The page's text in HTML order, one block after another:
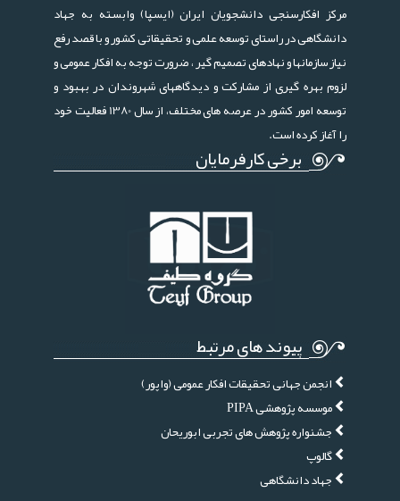
مرکز افکارسنجی دانشجویان ایران (ایسپا) وابسته به جهاد
دانشگاهی در راستای توسعه علمی و تحقیقاتی کشور و با قصد رفع
نیاز سازمانها و نهادهای تصمیم گیر ، ضرورت توجه به افکار عمومی و
لزوم بهره گیری از مشارکت و دیدگاههای شهروندان در بهبود و
توسعه امور کشور در عرصه های مختلف، از سال 1380 فعالیت خود
را آغاز کرده است.
برخی کارفرمایان
پیوند های مرتبط
انجمن جهانی تحقیقات افکار عمومی (واپور)
موسسه پژوهشی PIPA
جشنواره پژوهش های تجربی ابوریحان
گالوپ
جهاد دانشگاهی